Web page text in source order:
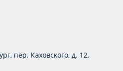
пер. Каховского, д. 12,